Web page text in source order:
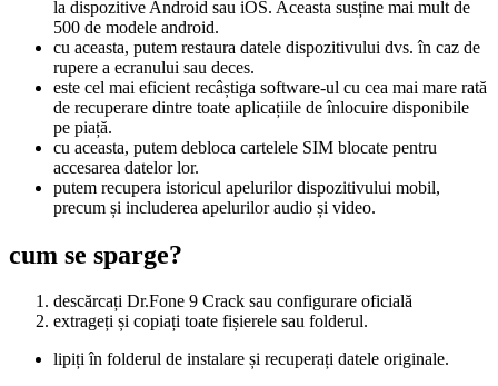
la dispozitive Android sau iOS. Aceasta susține mai mult de
500 de modele android.
cu aceasta, putem restaura datele dispozitivului dvs. în caz de
rupere a ecranului sau deces.
este cel mai eficient recâștiga software-ul cu cea mai mare rată
de recuperare dintre toate aplicațiile de înlocuire disponibile
pe piață.
cu aceasta, putem debloca cartelele SIM blocate pentru
accesarea datelor lor.
putem recupera istoricul apelurilor dispozitivului mobil,
precum și includerea apelurilor audio și video.
cum se sparge?
descărcați Dr.Fone 9 Crack sau configurare oficială
extrageți și copiați toate fișierele sau folderul.
lipiți în folderul de instalare și recuperați datele originale.